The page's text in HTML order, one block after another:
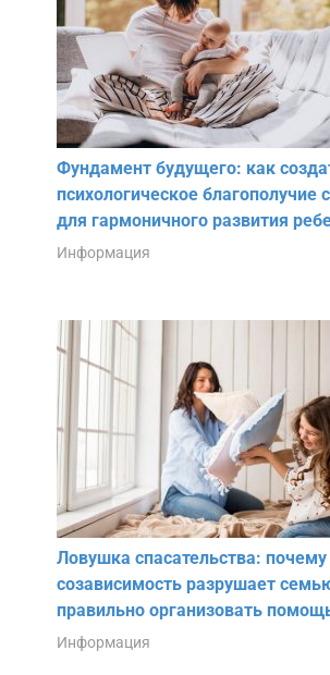
Фундамент будущего: как
психологическое благополучие
для гармоничного развития
Информация
Ловушка спасательства: почему
созависимость разрушает
правильно организовать
Информация